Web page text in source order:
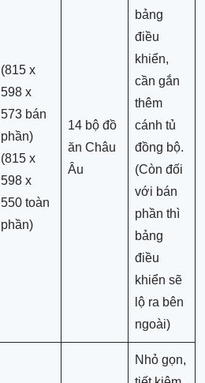
(815 x
598 x
573 bán
phần)
(815 x
598 x
550 toàn
phần)
14 bộ đồ
ăn Châu
Âu
bảng
điều
khiển,
cần gắn
thêm
cánh tủ
đồng bộ.
(Còn đối
với bán
phần thì
bảng
điều
khiển sẽ
lộ ra bên
ngoài)
Nhỏ gọn,